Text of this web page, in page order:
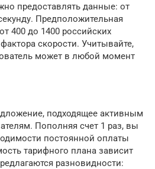
предоставлять данные: от
Предположительная
400 до 1400 российских
скорости. Учитывайте,
может в любой момент
подходящее активным
Пополняя счет 1 раз, вы
постоянной оплаты
тарифного плана зависит
разновидности: